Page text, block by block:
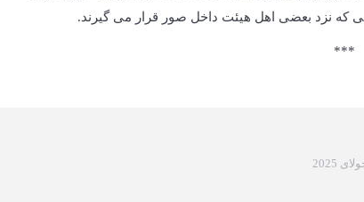
نزد بعضی اهل هیئت داخل صور قرار می گیرند.
***